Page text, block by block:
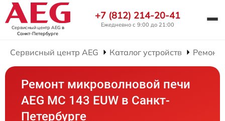
Сервисный центр AEG в
Санкт-Петербурге
+7 (812) 214-20-41
Ежедневно с 9:00 до 21:00
Сервисный центр AEG Каталог устройств Ремонт
Ремонт микроволновой печи
AEG MC 143 EUW в Санкт-
Петербурге